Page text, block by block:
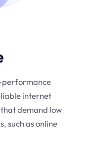
performance
internet
demand low
such as online